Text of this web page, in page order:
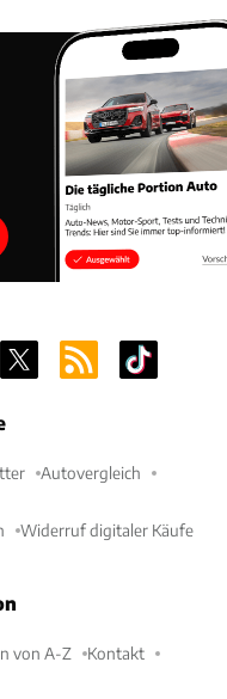
Autovergleich
Widerruf digitaler Käufe
von A-Z Kontakt